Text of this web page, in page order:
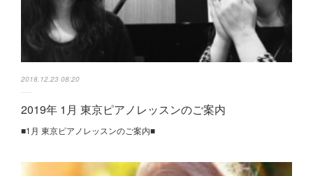
2018.12.23 08:20
2019年 1月 東京ピアノレッスンのご案内
■1月 東京ピアノレッスンのご案内■